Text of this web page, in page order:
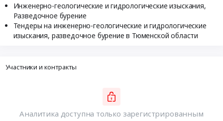
Инженерно-геологические и гидрологические изыскания,
Разведочное бурение
Тендеры на инженерно-геологические и гидрологические
изыскания, разведочное бурение в Тюменской области
Участники и контракты
Аналитика доступна только зарегистрированным